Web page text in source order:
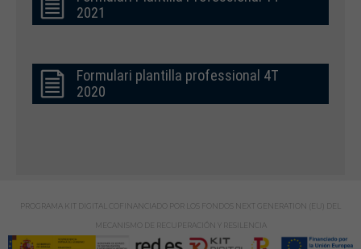
2021
Formulari plantilla professional 4T
2020
PROGRAMA KIT DIGITAL COFINANCIADO POR LOS FONDOS NEXT GENERATION (EU) DEL
MECANISMO DE RECUPERACIÓN Y RESILENCIA